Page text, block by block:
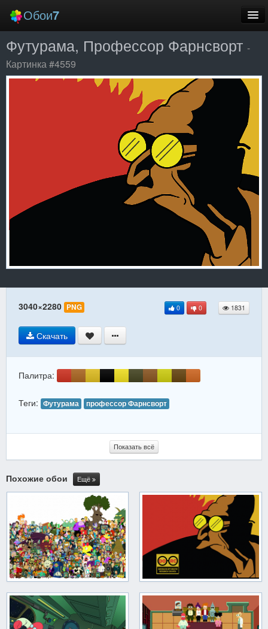
Обои7
Новые
Лучшие
Вход
Футурама, Профессор Фарнсворт -
Картинка #4559
3040×2280 PNG 0 0 1831
Скачать
Палитра:
Теги: Футурама профессор Фарнсворт
Показать всё
Похожие обои Ещё